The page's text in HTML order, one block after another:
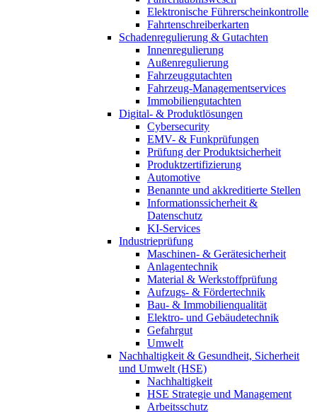
Elektronische Führerscheinkontrolle
Fahrtenschreiberkarten
Schadenregulierung & Gutachten
Innenregulierung
Außenregulierung
Fahrzeuggutachten
Fahrzeug-Managementservices
Immobiliengutachten
Digital- & Produktlösungen
Cybersecurity
EMV- & Funkprüfungen
Prüfung der Produktsicherheit
Produktzertifizierung
Automotive
Benannte und akkreditierte Stellen
Informationssicherheit &
Datenschutz
KI-Services
Industrieprüfung
Maschinen- & Gerätesicherheit
Anlagentechnik
Material & Werkstoffprüfung
Aufzugs- & Fördertechnik
Bau- & Immobilienqualität
Elektro- und Gebäudetechnik
Gefahrgut
Umwelt
Nachhaltigkeit & Gesundheit, Sicherheit
und Umwelt (HSE)
Nachhaltigkeit
HSE Strategie und Management
Arbeitsschutz